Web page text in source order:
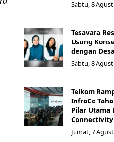
Sabtu, 8
Tesavara
Usung
dengan
Sabtu, 8
Telkom
InfraCo
Pilar Utama
Connectivity
Jumat, 7